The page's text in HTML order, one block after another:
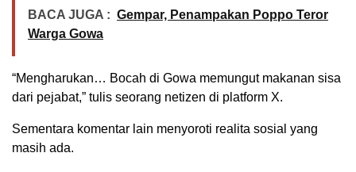
BACA JUGA : Gempar, Penampakan Poppo Teror
Warga Gowa
“Mengharukan… Bocah di Gowa memungut makanan sisa
dari pejabat,” tulis seorang netizen di platform X.
Sementara komentar lain menyoroti realita sosial yang
masih ada.